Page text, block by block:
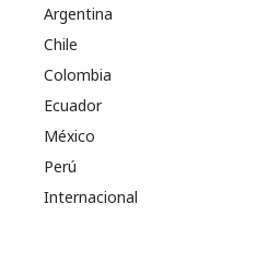
Argentina
Chile
Colombia
Ecuador
México
Perú
Internacional